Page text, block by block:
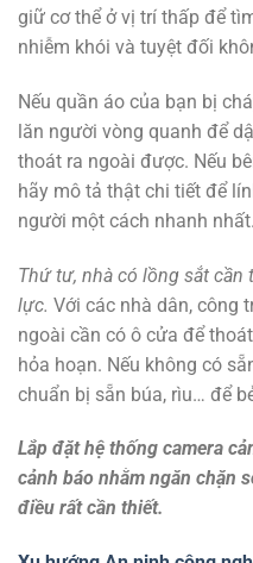
giữ cơ thể ở vị trí thấp để
nhiễm khói và tuyệt đối
Nếu quần áo của bạn bị
lăn người vòng quanh để
thoát ra ngoài được. Nếu
hãy mô tả thật chi tiết để
người một cách nhanh nhất.
Thứ tư, nhà có lồng sắt cần
lực. Với các nhà dân, công
ngoài cần có ô cửa để
hỏa hoạn. Nếu không có
chuẩn bị sẵn búa, rìu… để
Lắp đặt hệ thống camera
cảnh báo nhằm ngăn chặn
điều rất cần thiết.